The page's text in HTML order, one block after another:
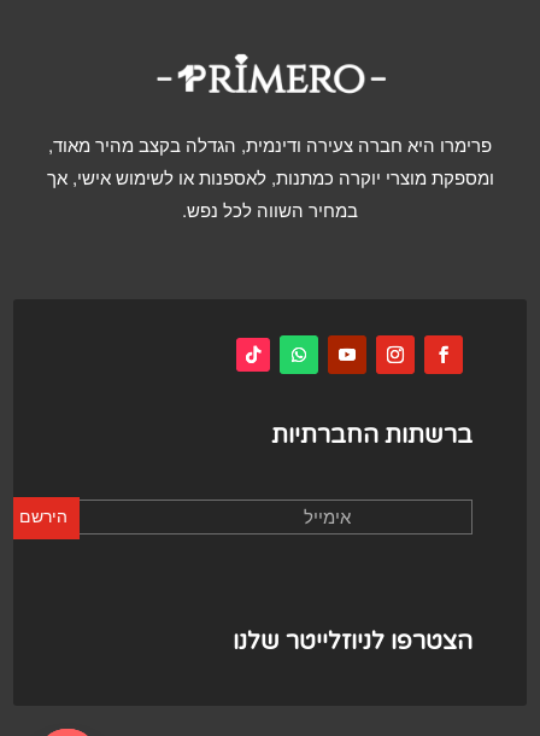
פרימרו היא חברה צעירה ודינמית, הגדלה בקצב מהיר מאוד,
ומספקת מוצרי יוקרה כמתנות, לאספנות או לשימוש אישי, אך
במחיר השווה לכל נפש.
ברשתות החברתיות
הירשם
הצטרפו לניוזלייטר שלנו